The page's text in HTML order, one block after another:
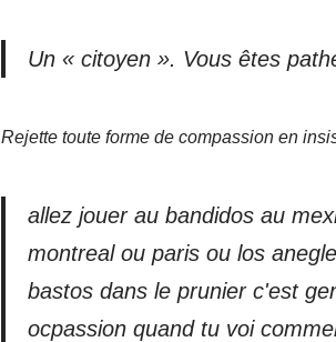
Un « citoyen ». Vous êtes
Rejette toute forme de compassion en
allez jouer au bandidos au
montreal ou paris ou los
bastos dans le prunier c'est
ocpassion quand tu voi